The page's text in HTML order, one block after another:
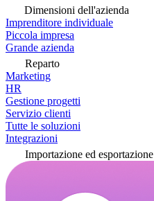
Dimensioni dell'azienda
Imprenditore individuale
Piccola impresa
Grande azienda
Reparto
Marketing
HR
Gestione progetti
Servizio clienti
Tutte le soluzioni
Integrazioni
Importazione ed esportazione